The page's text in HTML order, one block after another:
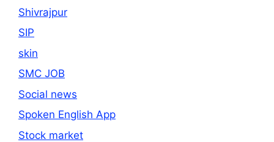
Shivrajpur
SIP
skin
SMC JOB
Social news
Spoken English App
Stock market